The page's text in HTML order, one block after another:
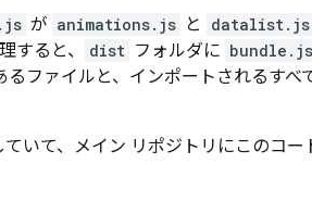
が animations.js と datalist.js
すると、
dist フォルダに bundle.js
るファイルと、インポートされるすべ
いて、メイン リポジトリにこのコー